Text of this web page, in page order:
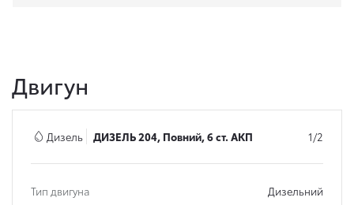
Двигун
Дизель ДИЗЕЛЬ 204, Повний, 6 ст. АКП 1/2
Тип двигуна
Дизельний